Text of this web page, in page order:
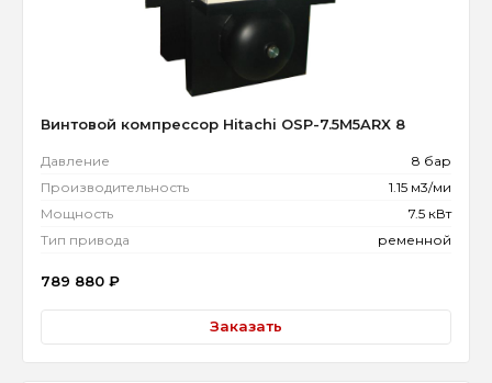
Винтовой компрессор Hitachi OSP-7.5M5ARX 8
Давление
8 бар
Производительность
1.15 м3/ми
Мощность
7.5 кВт
Тип привода
ременной
789 880 ₽
Заказать